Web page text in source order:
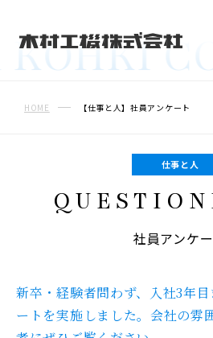
会社を知る
事業紹介
数字でわかる木村工機
部門紹介（職種紹介）
会社概要
HOME 【仕事と人】社員アンケート
仕事と人
社員アンケ
新卒・経験者問わず、入社3年
ートを実施しました。 会社の雰